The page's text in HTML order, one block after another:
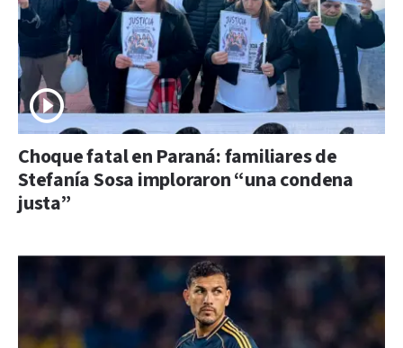
Choque fatal en Paraná: familiares de
Stefanía Sosa imploraron “una condena
justa”